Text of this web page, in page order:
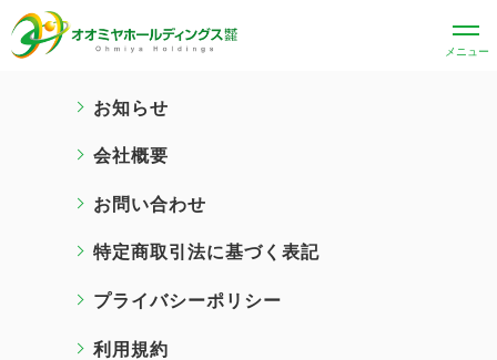
ホーム
お知らせ
会社概要
お問い合わせ
特定商取引法に基づく表記
プライバシーポリシー
利用規約